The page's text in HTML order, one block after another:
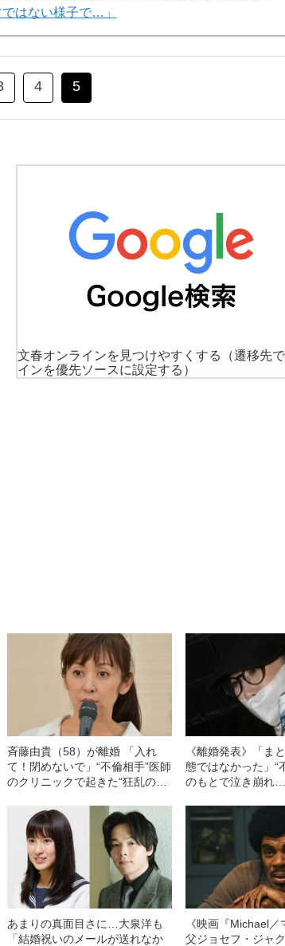
はない様子で…」
4 5
文春オンラインを見つけやすくする
（遷移先
インを優先ソースに設定する）
斉藤由貴（58）が離婚 「入れ
て！閉めないで」“不倫相手”医師
のクリニックで起きた“狂乱の一
子で…」
《離婚発表》「ま
態ではなかった」“
のもとで泣き崩れ
トラブル”の一部始終
あまりの真面目さに…大泉洋も
「結婚祝いのメールが送れなか
《映画『Michael／
父ジョセフ・ジャ